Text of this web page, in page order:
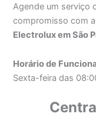
Agende um serviço
compromisso com
Electrolux em São
Horário de
Sexta-feira das